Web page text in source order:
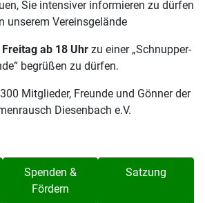
Sie intensiver informieren zu dürfen
unserem Vereinsgelände
ab 18 Uhr zu einer „Schnupper-
begrüßen zu dürfen.
Mitglieder, Freunde und Gönner der
Diesenbach e.V.
Spenden &
Fördern
Satzung